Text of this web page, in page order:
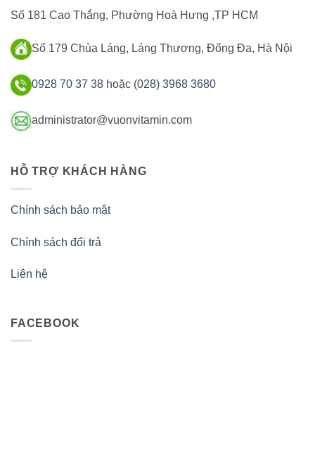
Số 181 Cao Thắng, Phường Hoà Hưng ,TP HCM
Số 179 Chùa Láng, Láng Thượng, Đống Đa, Hà Nội
0928 70 37 38 hoặc (028) 3968 3680
administrator@vuonvitamin.com
HỖ TRỢ KHÁCH HÀNG
Chính sách bảo mật
Chính sách đổi trả
Liên hệ
FACEBOOK